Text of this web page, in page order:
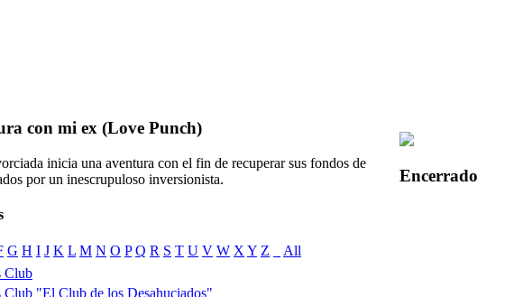
con mi ex (Love Punch)
inicia una aventura con el fin de recuperar sus fondos de
por un inescrupuloso inversionista.
G H I J K L M N O P Q R S T U V W X Y Z
All
Club
Club "El Club de los Desahuciados"
Encerrado